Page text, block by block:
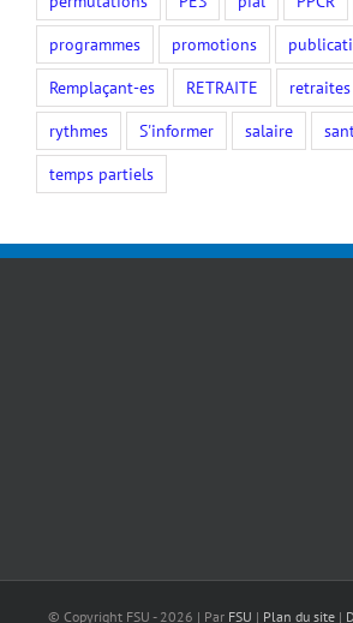
programmes
promotions
Remplaçant-es
RETRAITE retraites
rythmes
S'informer salaire
temps partiels
© Copyright FSU - 2026 | Par FSU | Plan du site |